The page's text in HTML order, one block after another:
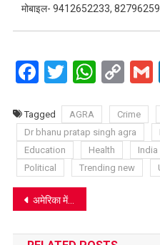
मोबाइल- 9412652233,
Facebook
Twitter
Tagged AGRA Crime
Dr bhanu pratap singh agra
Education
Health India
Political
Trending new
Post
navigation
अमेरिका में पहली बार दी गयी हत्या के दोषी को नाइट्रोजन गैस से सज़ा-ए-मौत